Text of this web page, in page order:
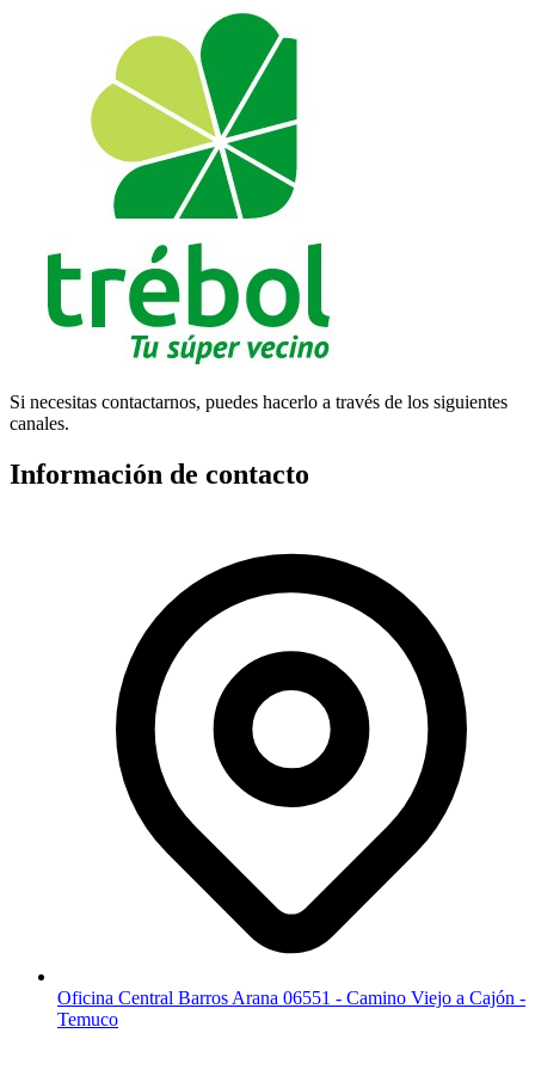
Si necesitas contactarnos, puedes hacerlo a través de los siguientes
canales.
Información de contacto
Oficina Central Barros Arana 06551 - Camino Viejo a Cajón -
Temuco